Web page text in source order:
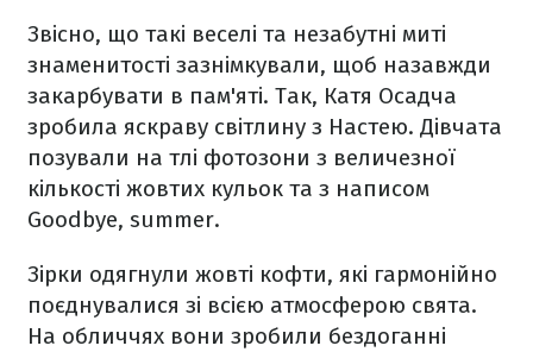
Звісно, що такі веселі та незабутні миті
знаменитості зазнімкували, щоб назавжди
закарбувати в пам'яті. Так, Катя Осадча
зробила яскраву світлину з Настею. Дівчата
позували на тлі фотозони з величезної
кількості жовтих кульок та з написом
Goodbye, summer.
Зірки одягнули жовті кофти, які гармонійно
поєднувалися зі всією атмосферою свята.
На обличчях вони зробили бездоганні